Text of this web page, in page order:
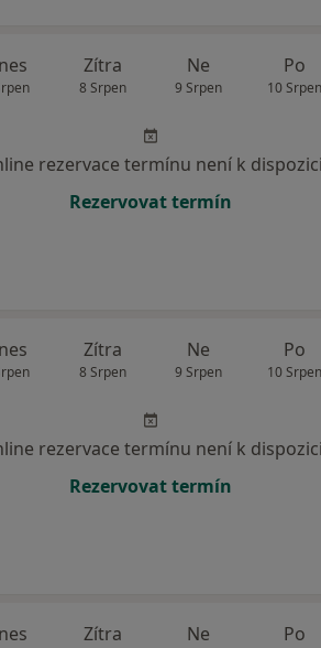
Zítra
8 Srpen
Ne
9 Srpen
Po
10 Srpen
rezervace termínu není k dispozici
Rezervovat termín
Zítra
8 Srpen
Ne
9 Srpen
Po
10 Srpen
rezervace termínu není k dispozici
Rezervovat termín
Zítra Ne Po